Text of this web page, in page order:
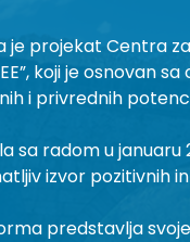
je projekat Centra
koji je osnovan
i privrednih
sa radom u januaru
izvor pozitivnih
predstavlja